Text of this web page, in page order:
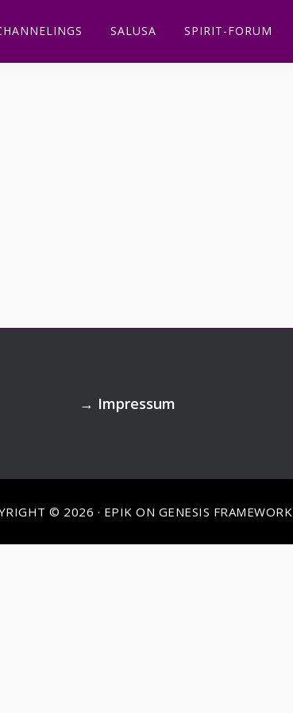
SALUSA SPIRIT-FORUM
→ Impressum
© 2026 · EPIK ON GENESIS FRAMEWORK